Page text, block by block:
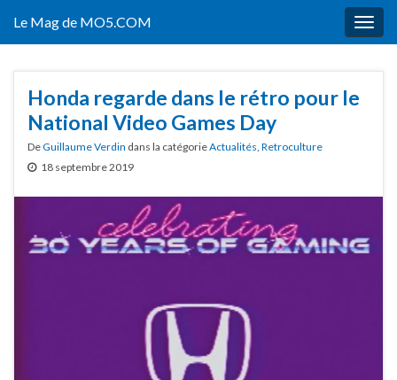
Le Mag de MO5.COM
Honda regarde dans le rétro pour le
National Video Games Day
DeGuillaume Verdin dans la catégorieActualités, Retroculture
18 septembre 2019